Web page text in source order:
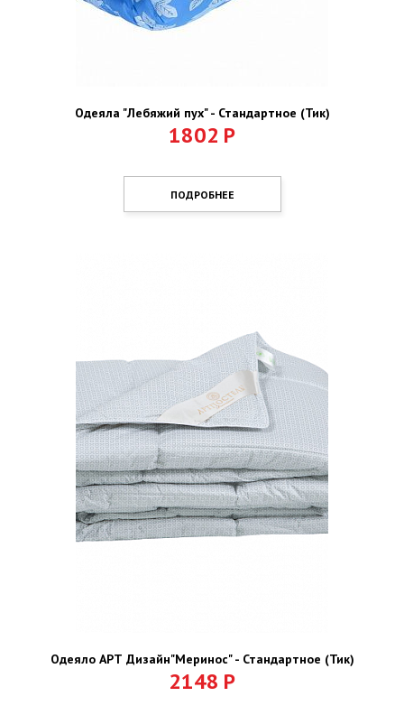
Одеяла "Лебяжий пух" - Стандартное (Тик)
1802 Р
ПОДРОБНЕЕ
Одеяло АРТ Дизайн"Меринос" - Стандартное (Тик)
2148 Р